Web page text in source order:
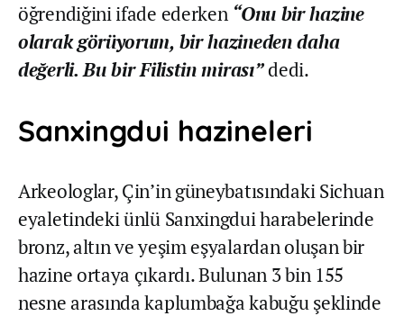
öğrendiğini ifade ederken“Onu bir hazine
olarak görüyorum, bir hazineden daha
değerli. Bu bir Filistin mirası”dedi.
Sanxingdui hazineleri
Arkeologlar, Çin’in güneybatısındaki Sichuan
eyaletindeki ünlü Sanxingdui harabelerinde
bronz, altın ve yeşim eşyalardan oluşan bir
hazine ortaya çıkardı. Bulunan 3 bin 155
nesne arasında kaplumbağa kabuğu şeklinde